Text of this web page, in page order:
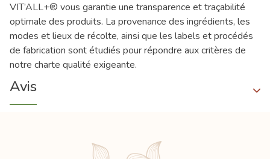
VIT’ALL+® vous garantie une transparence et traçabilité
optimale des produits. La provenance des ingrédients, les
modes et lieux de récolte, ainsi que les labels et procédés
de fabrication sont étudiés pour répondre aux critères de
notre charte qualité exigeante.
Avis